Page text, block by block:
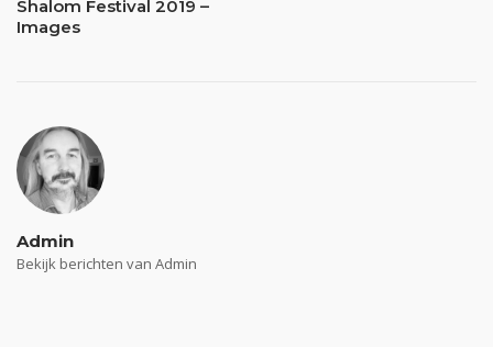
Shalom Festival 2019 –
Images
Admin
Bekijk berichten van Admin